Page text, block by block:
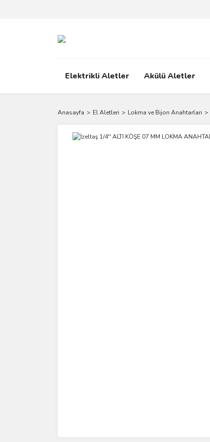
Elektrikli Aletler Akülü Aletler
Anasayfa El Aletleri Lokma ve Bijon Anahtarları